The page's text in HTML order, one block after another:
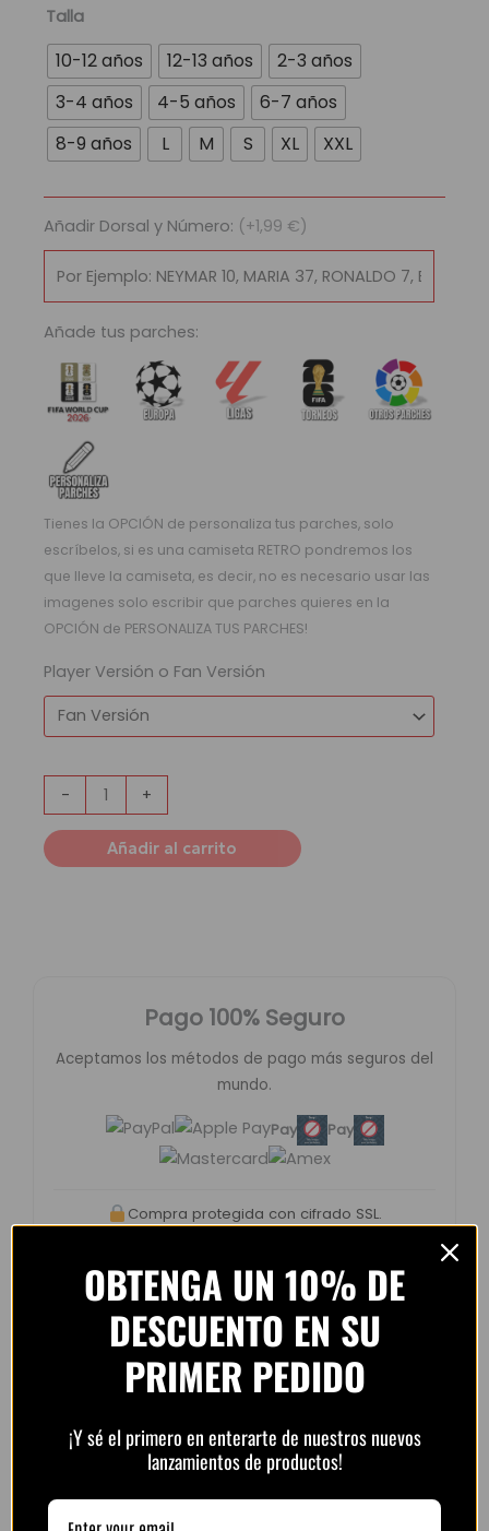
Talla
10-12 años 12-13 años
2-3 años
3-4 años
4-5 años
6-7 años
8-9 años
L M S XL XXL
Añadir Dorsal y Número: (+1,99 €)
Añade tus parches:
Tienes la OPCIÓN de personaliza tus parches, solo
escríbelos, si es una camiseta RETRO pondremos los
que lleve la camiseta, es decir, no es necesario usar las
imagenes solo escribir que parches quieres en la
OPCIÓN de PERSONALIZA TUS PARCHES!
Player Versión o Fan Versión
-
Camiseta
Selección
Colombia
2025/26
cantidad
+
Añadir al carrito
Pago 100% Seguro
Aceptamos los métodos de pago más seguros del
mundo.
Pay Pay
Compra protegida con cifrado SSL.
Opiniones de clientes –
PlayFutbol
opiniones
OBTENGA UN 10% DE
DESCUENTO EN SU
PRIMER PEDIDO
¡Y sé el primero en enterarte de nuestros nuevos
lanzamientos de productos!